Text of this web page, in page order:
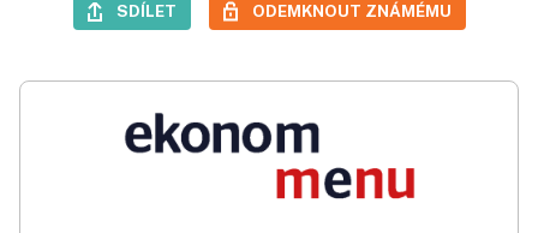
SDÍLET ODEMKNOUT ZNÁMÉMU